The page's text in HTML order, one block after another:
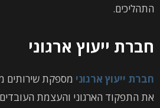
התהליכים.
חברת ייעוץ ארגוני
חברת ייעוץ ארגוני מספקת שירותים
את התפקוד הארגוני והעצמת העובדים